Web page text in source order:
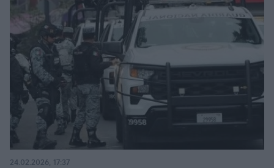
24.02.2026, 17:37